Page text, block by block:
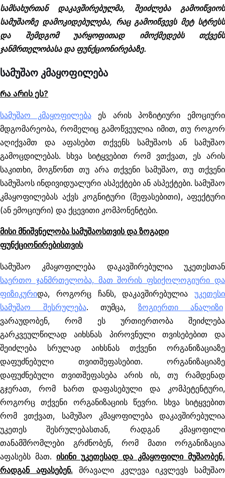
სამსახურთან დაკავშირებულმა, შეიძლება გამოიწვიოს
სამუშაოზე დამოკიდებულება, რაც გამოიწვევს მეტ სტრესს
და შემდგომ უარყოფითად იმოქმედებს თქვენს
ჯანმრთელობასა და ფუნქციონირებაზე.
სამუშაო კმაყოფილება
Რა არის ეს?
სამუშაო კმაყოფილებაეს არის პოზიტიური ემოციური
მდგომარეობა, რომელიც გამოწვეულია იმით, თუ როგორ
აღიქვამთ და აფასებთ თქვენს სამუშაოს ან სამუშაო
გამოცდილებას. სხვა სიტყვებით რომ ვთქვათ, ეს არის
საკითხი, მოგწონთ თუ არა თქვენი სამუშაო, თუ თქვენი
სამუშაოს ინდივიდუალური ასპექტები ან ასპექტები. სამუშაო
კმაყოფილებას აქვს კოგნიტური (შეფასებითი), აფექტური
(ან ემოციური) და ქცევითი კომპონენტები.
მისი მნიშვნელობა სამუშაოსთვის და ზოგადი
ფუნქციონირებისთვის
სამუშაო კმაყოფილება დაკავშირებულია უკეთესთან
საერთო ჯანმრთელობა, მათ შორის ფსიქოლოგიური და
ფიზიკურიდა, როგორც ჩანს, დაკავშირებულია უკეთესი
სამუშაო შესრულება. თუმცა, ზოგიერთი ანალიზი
ვარაუდობენ, რომ ეს ურთიერთობა შეიძლება
გარკვეულწილად აიხსნას პიროვნული თვისებებით და
შეიძლება სრულად აიხსნას თქვენი ორგანიზაციაზე
დაფუძნებული თვითშეფასებით. ორგანიზაციაზე
დაფუძნებული თვითშეფასება არის ის, თუ რამდენად
გჯერათ, რომ ხართ დაფასებული და კომპეტენტური,
როგორც თქვენი ორგანიზაციის წევრი. სხვა სიტყვებით
რომ ვთქვათ, სამუშაო კმაყოფილება დაკავშირებულია
უკეთეს შესრულებასთან, რადგან კმაყოფილი
თანამშრომლები გრძნობენ, რომ მათი ორგანიზაცია
აფასებს მათ. ისინი უკეთესად და კმაყოფილი მუშაობენ,
რადგან აფასებენ. მრავალი კვლევა იკვლევს სამუშაო